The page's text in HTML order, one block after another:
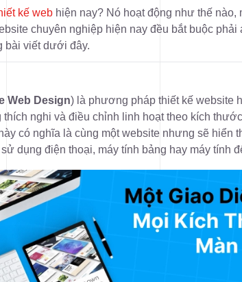
kế web hiện nay? Nó hoạt động như thế nào,
chuyên nghiệp hiện nay đều bắt buộc phải
bài viết dưới đây.
Web Design) là phương pháp thiết kế website
nghi và điều chỉnh linh hoạt theo kích
có nghĩa là cùng một website nhưng sẽ hiển
dụng điện thoại, máy tính bảng hay máy tính